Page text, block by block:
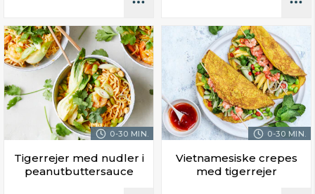
0-30 MIN.
Tigerrejer med nudler i
peanutbuttersauce
0-30 MIN.
Vietnamesiske crepes
med tigerrejer